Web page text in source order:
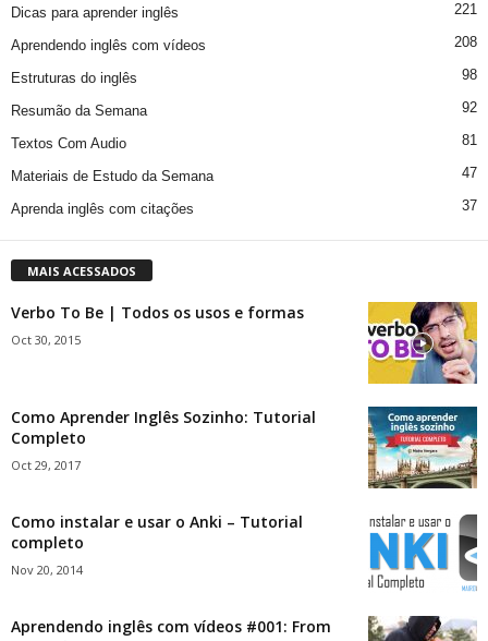
Dicas para aprender inglês 221
Aprendendo inglês com vídeos 208
Estruturas do inglês 98
Resumão da Semana 92
Textos Com Audio 81
Materiais de Estudo da Semana 47
Aprenda inglês com citações 37
MAIS ACESSADOS
Verbo To Be | Todos os usos e formas
Oct 30, 2015
Como Aprender Inglês Sozinho: Tutorial
Completo
Oct 29, 2017
Como instalar e usar o Anki – Tutorial
completo
Nov 20, 2014
Aprendendo inglês com vídeos #001: From